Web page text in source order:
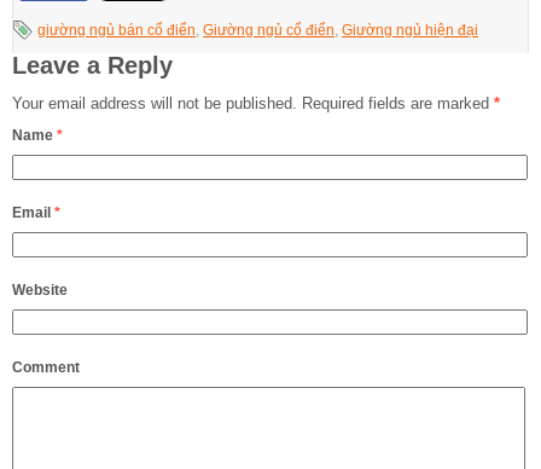
giường ngủ bán cổ điển, Giường ngủ cổ điển, Giường ngủ hiện đại
Leave a Reply
Your email address will not be published. Required fields are marked *
Name *
Email *
Website
Comment